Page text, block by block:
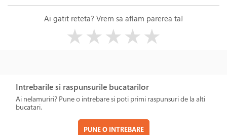
Ai gatit reteta? Vrem sa aflam parerea ta!
★★★★★
Intrebarile si raspunsurile bucatarilor
Ai nelamuriri? Pune o intrebare si poti primi raspunsuri de la alti
bucatari.
PUNE O INTREBARE